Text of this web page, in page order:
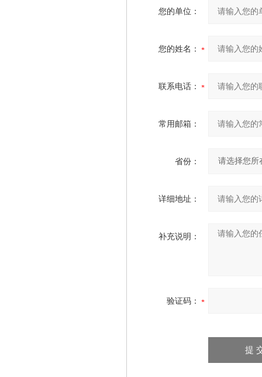
您的单位：
您的姓名：
联系电话：
常用邮箱：
省份：
详细地址：
补充说明：
验证码：